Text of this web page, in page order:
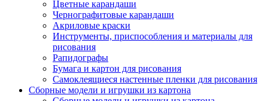
Цветные карандаши
Чернографитовые карандаши
Акриловые краски
Инструменты, приспособления и материалы для
рисования
Рапидографы
Бумага и картон для рисования
Самоклеящиеся настенные пленки для рисования
Сборные модели и игрушки из картона